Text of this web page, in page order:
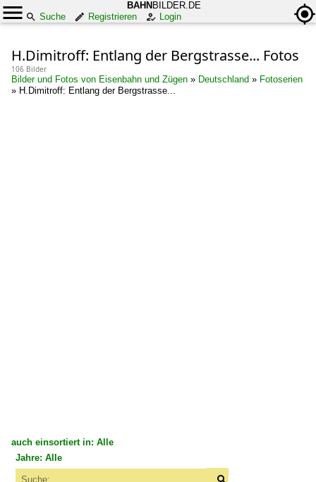
BAHN BILDER.DE
Suche
Registrieren Login
H.Dimitroff: Entlang der Bergstrasse... Fotos
106 Bilder
Bilder und Fotos von Eisenbahn und Zügen » Deutschland » Fotoserien
» H.Dimitroff: Entlang der Bergstrasse...
auch einsortiert in: Alle
Jahre: Alle